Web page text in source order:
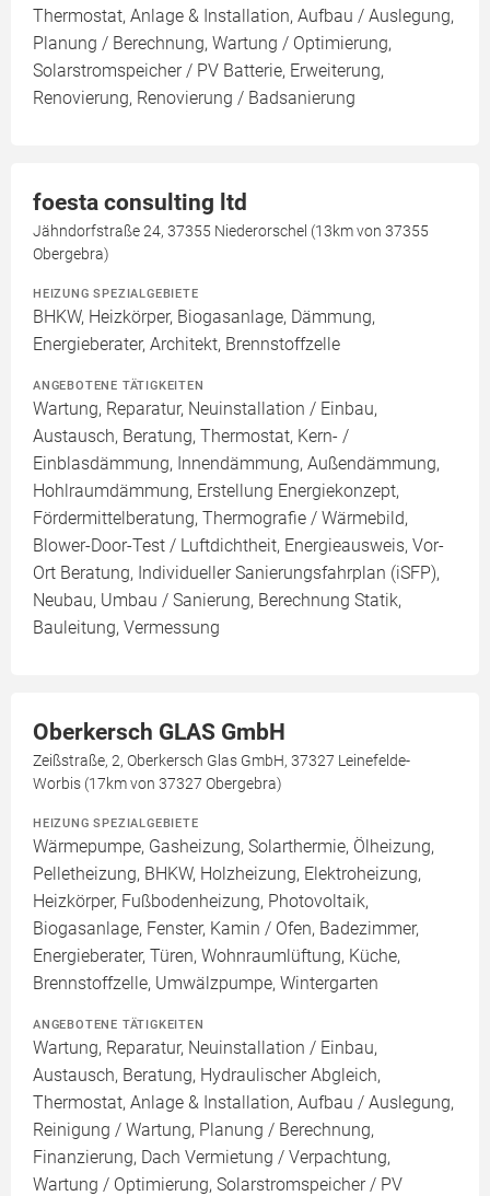
Thermostat, Anlage & Installation, Aufbau / Auslegung,
Planung / Berechnung, Wartung / Optimierung,
Solarstromspeicher / PV Batterie, Erweiterung,
Renovierung, Renovierung / Badsanierung
foesta consulting ltd
Jähndorfstraße 24, 37355 Niederorschel (13km von 37355
Obergebra)
HEIZUNG SPEZIALGEBIETE
BHKW, Heizkörper, Biogasanlage, Dämmung,
Energieberater, Architekt, Brennstoffzelle
ANGEBOTENE TÄTIGKEITEN
Wartung, Reparatur, Neuinstallation / Einbau,
Austausch, Beratung, Thermostat, Kern- /
Einblasdämmung, Innendämmung, Außendämmung,
Hohlraumdämmung, Erstellung Energiekonzept,
Fördermittelberatung, Thermografie / Wärmebild,
Blower-Door-Test / Luftdichtheit, Energieausweis, Vor-
Ort Beratung, Individueller Sanierungsfahrplan (iSFP),
Neubau, Umbau / Sanierung, Berechnung Statik,
Bauleitung, Vermessung
Oberkersch GLAS GmbH
Zeißstraße, 2, Oberkersch Glas GmbH, 37327 Leinefelde-
Worbis (17km von 37327 Obergebra)
HEIZUNG SPEZIALGEBIETE
Wärmepumpe, Gasheizung, Solarthermie, Ölheizung,
Pelletheizung, BHKW, Holzheizung, Elektroheizung,
Heizkörper, Fußbodenheizung, Photovoltaik,
Biogasanlage, Fenster, Kamin / Ofen, Badezimmer,
Energieberater, Türen, Wohnraumlüftung, Küche,
Brennstoffzelle, Umwälzpumpe, Wintergarten
ANGEBOTENE TÄTIGKEITEN
Wartung, Reparatur, Neuinstallation / Einbau,
Austausch, Beratung, Hydraulischer Abgleich,
Thermostat, Anlage & Installation, Aufbau / Auslegung,
Reinigung / Wartung, Planung / Berechnung,
Finanzierung, Dach Vermietung / Verpachtung,
Wartung / Optimierung, Solarstromspeicher / PV